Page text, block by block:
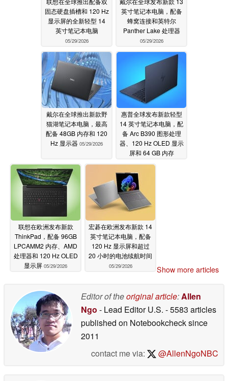
固态硬盘插槽和 120 Hz
显示屏的全新轻型 14
英寸笔记本电脑
05/29/2026
英寸笔记本电脑，配备
蜂窝连接和英特尔
Panther Lake 处理器
05/29/2026
戴尔在全球推出新款野
猫湖笔记本电脑，最高
配备 48GB 内存和 120
Hz 显示器 05/29/2026
惠普全球发布新款轻型
14 英寸笔记本电脑，配
备 Arc B390 图形处理
器、120 Hz OLED 显示
屏和 64 GB 内存
05/29/2026
联想在欧洲发布新款
ThinkPad，配备 96GB
LPCAMM2 内存、AMD
处理器和 120 Hz OLED
显示屏 05/29/2026
宏碁在欧洲发布新款 14
英寸笔记本电脑，配备
120 Hz 显示屏和超过
20 小时的电池续航时间
05/29/2026 Show more articles
Editor of theoriginal article: Allen
Ngo - Lead Editor U.S. - 5583 articles
published on Notebookchecksince
2011
contact me via:
@AllenNgoNBC